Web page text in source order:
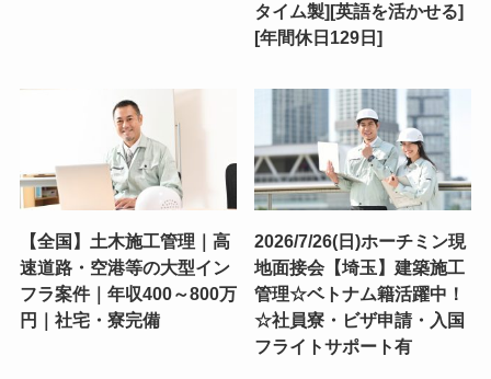
タイム製][英語を活かせる]
[年間休日129日]
【全国】土木施工管理｜高
速道路・空港等の大型イン
フラ案件｜年収400～800万
円｜社宅・寮完備
2026/7/26(日)ホーチミン現
地面接会【埼玉】建築施工
管理☆ベトナム籍活躍中！
☆社員寮・ビザ申請・入国
フライトサポート有